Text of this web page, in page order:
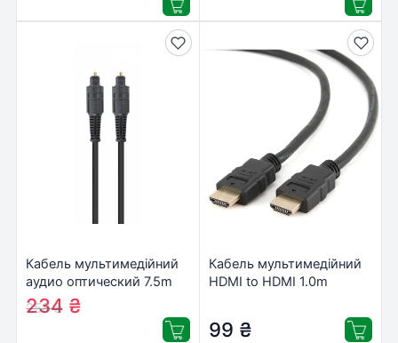
Кабель мультимедійний
аудио оптический 7.5m
Cablexpert (CC-OPT-7.5M)
258₴
234 ₴
Кабель мультимедійний
HDMI to HDMI 1.0m
99 ₴